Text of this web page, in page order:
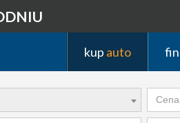
kup auto